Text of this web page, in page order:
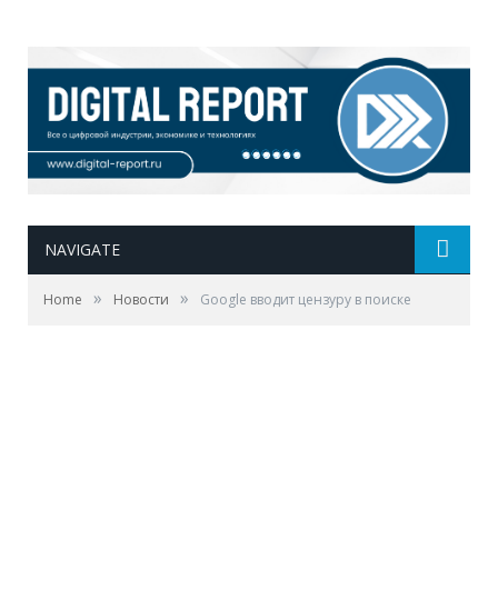
NAVIGATE
Home » Новости » Google вводит цензуру в поиске